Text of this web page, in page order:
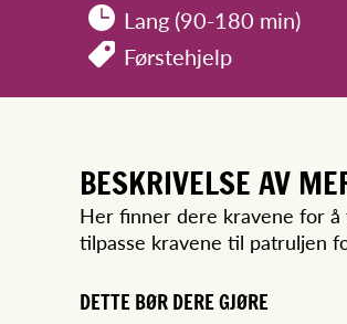
Lang (90-180 min)
Førstehjelp
BESKRIVELSE AV
Her finner dere kravene for
tilpasse kravene til patruljen
DETTE BØR DERE GJØRE